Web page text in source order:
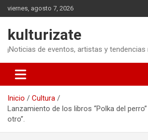
Saltar
al
viernes, agosto 7, 2026
kulturizate
¡Noticias de eventos, artistas y
Inicio
Cultura
Lanzamiento de los libros “Polka del
otro”.